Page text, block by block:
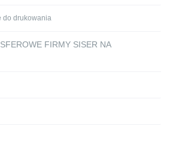
do drukowania
FIRMY SISER NA